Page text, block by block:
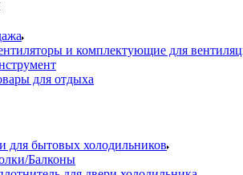
и комплектующие для
для отдыха
для бытовых холодильников
Балконы